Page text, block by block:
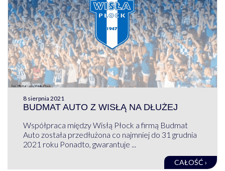
8 sierpnia 2021
BUDMAT AUTO Z WISŁĄ NA DŁUŻEJ
Współpraca między Wisłą Płock a firmą Budmat
Auto została przedłużona co najmniej do 31 grudnia
2021 roku Ponadto, gwarantuje ...
CAŁOŚĆ ›